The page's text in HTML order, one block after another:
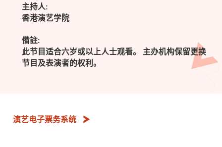
主持人:
香港演艺学院
備註:
此节目适合六岁或以上人士观看。 主办机构保留更换
节目及表演者的权利。
演艺电子票务系统